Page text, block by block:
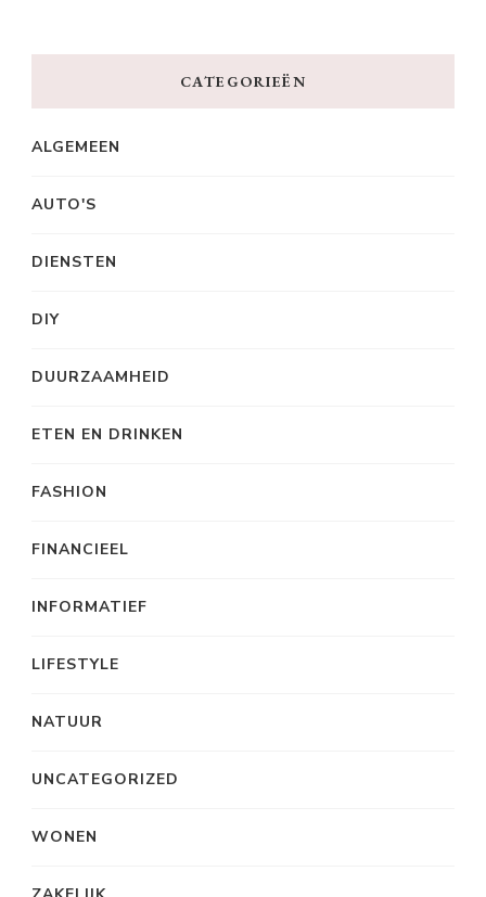
CATEGORIEËN
ALGEMEEN
AUTO'S
DIENSTEN
DIY
DUURZAAMHEID
ETEN EN DRINKEN
FASHION
FINANCIEEL
INFORMATIEF
LIFESTYLE
NATUUR
UNCATEGORIZED
WONEN